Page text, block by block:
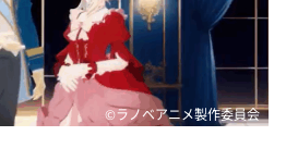
©ラノベアニメ製作委員会